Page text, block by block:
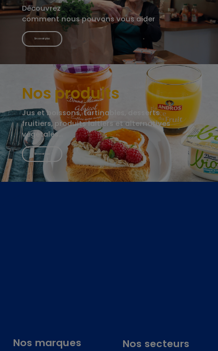
Découvrez
comment nous pouvons vous aider
En savoir plus
Nos produits
Jus et boissons, tartinables, desserts
fruitiers, produits laitiers et alternatives
végétales…
En savoir plus
Nos marques Nos secteurs